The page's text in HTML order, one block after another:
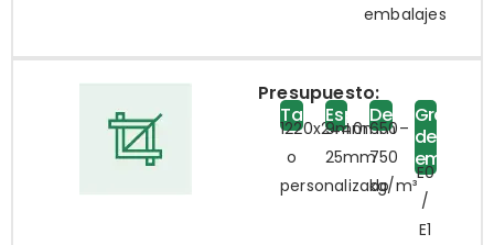
embalajes
Presupuesto:
Tamaño
1220x2440mm
o
personalizado
Espesor
9mm–
25mm
Densidad
650–
750
kg/m³
Grado
de
emisión
E0
/
E1